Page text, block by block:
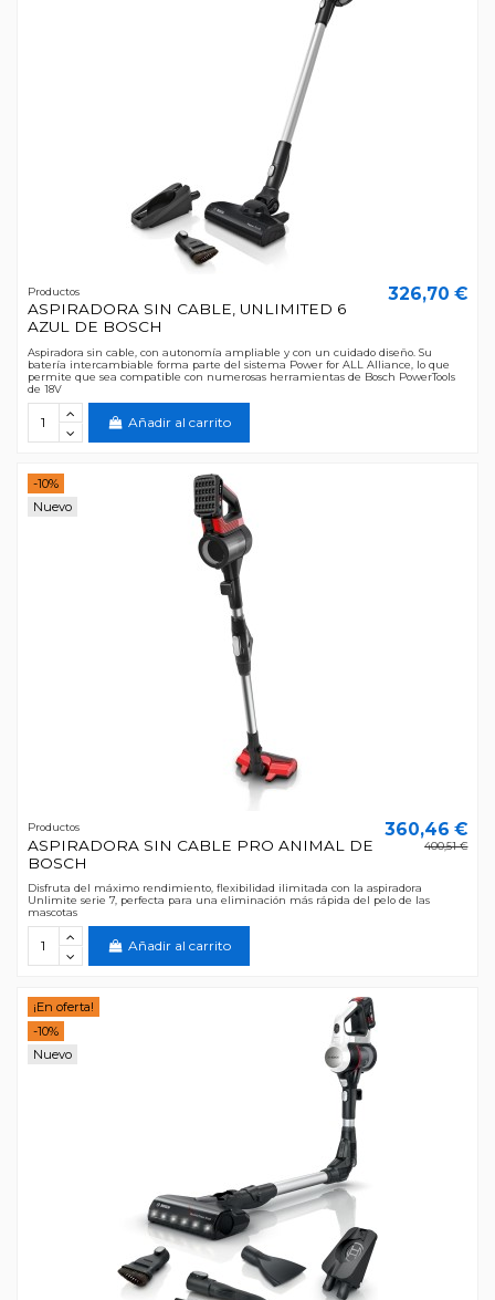
Productos
ASPIRADORA SIN CABLE, UNLIMITED 6
AZUL DE BOSCH
326,70 €
Aspiradora sin cable, con autonomía ampliable y con un cuidado diseño. Su
batería intercambiable forma parte del sistema Power for ALL Alliance, lo que
permite que sea compatible con numerosas herramientas de Bosch PowerTools
de 18V
Añadir al carrito
-10%
Nuevo
Productos
ASPIRADORA SIN CABLE PRO ANIMAL DE
BOSCH
360,46 €
400,51 €
Disfruta del máximo rendimiento, flexibilidad ilimitada con la aspiradora
Unlimite serie 7, perfecta para una eliminación más rápida del pelo de las
mascotas
Añadir al carrito
¡En oferta!
-10%
Nuevo